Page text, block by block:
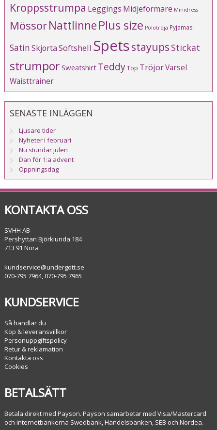
Kroppsstrumpa Leggings Midjeformare Minidress
MössorNattlinnePlus size Polotröja Pyjamas
SatinSkjortaSoftshell Spetsstayups Stickat
strumporSweatshirt TeddyTop TröjorVarsel
Waisttrainer
SENASTE INLÄGGEN
Ljusare tider
Nyheter i februari
Nu stundar julen
Dan för 1:a advent
Öppningsdag
KONTAKTA OSS
SVHH AB
Pershyttan Björklunda 184
713 91 Nora
kundservice@undergott.se
070-795 7964, 070-795 7965
KUNDSERVICE
Så handlar du
Köp & leveransvillkor
Personuppgiftspolicy
Retur & reklamation
Kontakta oss
Cookies
BETALSÄTT
Betala direkt med Payson. Payson samarbetar med Visa/Mastercard
och internetbankerna Swedbank, Handelsbanken, SEB och Nordea.